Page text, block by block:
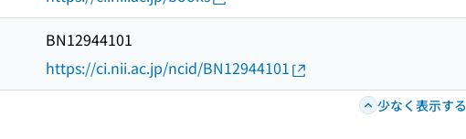
BN12944101
https://ci.nii.ac.jp/ncid/BN12944101
少なく表示する